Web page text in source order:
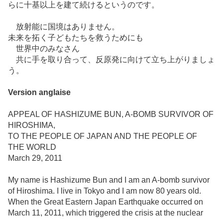
らに十基以上を建て続けるというのです。
放射能に国境はありません。
未来を拓く子どもたちを救うためにも
世界中のみなさん
共に手を取り合って、反原発に向けて立ち上がりましょ
う。
Version anglaise
APPEAL OF HASHIZUME BUN, A-BOMB SURVIVOR OF
HIROSHIMA,
TO THE PEOPLE OF JAPAN AND THE PEOPLE OF
THE WORLD
March 29, 2011
My name is Hashizume Bun and I am an A-bomb survivor
of Hiroshima. I live in Tokyo and I am now 80 years old.
When the Great Eastern Japan Earthquake occurred on
March 11, 2011, which triggered the crisis at the nuclear